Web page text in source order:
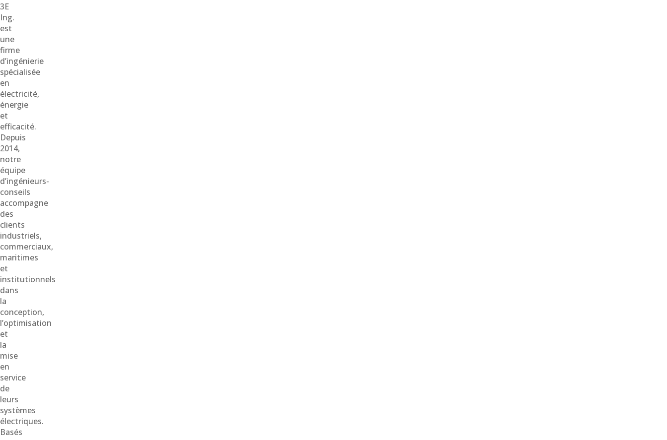
3E
Ing.
est
une
firme
d’ingénierie
spécialisée
en
électricité,
énergie
et
efficacité.
Depuis
2014,
notre
équipe
d’ingénieurs-
conseils
accompagne
des
clients
industriels,
commerciaux,
maritimes
et
institutionnels
dans
la
conception,
l’optimisation
et
la
mise
en
service
de
leurs
systèmes
électriques.
Basés